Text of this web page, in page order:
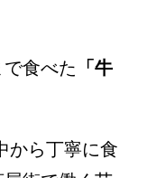
食べた 「牛
から丁寧に食